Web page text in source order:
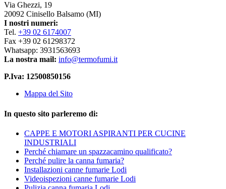
Via Ghezzi, 19
20092 Cinisello Balsamo (MI)
I nostri numeri:
Tel. +39 02 6174007
Fax +39 02 61298372
Whatsapp: 3931563693
La nostra mail: info@termofumi.it
P.Iva: 12500850156
Mappa del Sito
In questo sito parleremo di:
CAPPE E MOTORI ASPIRANTI PER CUCINE
INDUSTRIALI
Perché chiamare un spazzacamino qualificato?
Perché pulire la canna fumaria?
Installazioni canne fumarie Lodi
Videoispezioni canne fumarie Lodi